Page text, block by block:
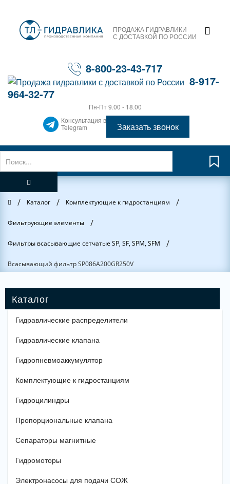
ПРОДАЖА ГИДРАВЛИКИ
С ДОСТАВКОЙ ПО РОССИИ
8-800-23-43-717
8-917-
964-32-77
Пн-Пт 9.00 - 18.00
Консультация в
Telegram
Заказать звонок
Главная
/ Каталог / Комплектующие к гидростанциям /
Фильтрующие элементы /
Фильтры всасывающие сетчатые SP, SF, SPM, SFM /
Всасывающий фильтр SP086A200GR250V
Гидравлические распределители
Гидравлические клапана
Гидропневмоаккумулятор
Комплектующие к гидростанциям
Гидроцилиндры
Пропорциональные клапана
Сепараторы магнитные
Гидромоторы
Электронасосы для подачи СОЖ